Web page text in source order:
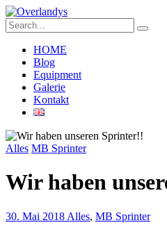
HOME
Blog
Equipment
Galerie
Kontakt
Alles MB Sprinter
Wir haben
30. Mai 2018 Alles, MB Sprinter